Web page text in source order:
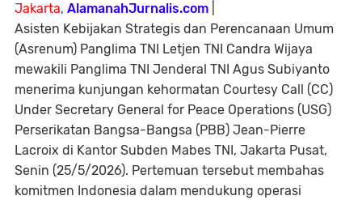
Jakarta, AlamanahJurnalis.com
Asisten Kebijakan Strategis dan Perencanaan Umum
(Asrenum) Panglima TNI Letjen TNI Candra Wijaya
mewakili Panglima TNI Jenderal TNI Agus Subiyanto
menerima kunjungan kehormatan Courtesy Call (CC)
Under Secretary General for Peace Operations (USG)
Perserikatan Bangsa-Bangsa (PBB) Jean-Pierre
Lacroix di Kantor Subden Mabes TNI, Jakarta Pusat,
Senin (25/5/2026). Pertemuan tersebut membahas
komitmen Indonesia dalam mendukung operasi